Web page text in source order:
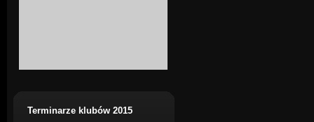
Terminarze klubów 2015